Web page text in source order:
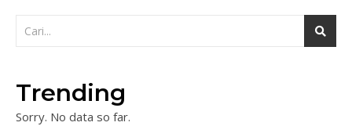
Trending
Sorry. No data so far.